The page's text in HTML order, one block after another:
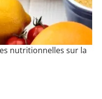
nutritionnelles sur la